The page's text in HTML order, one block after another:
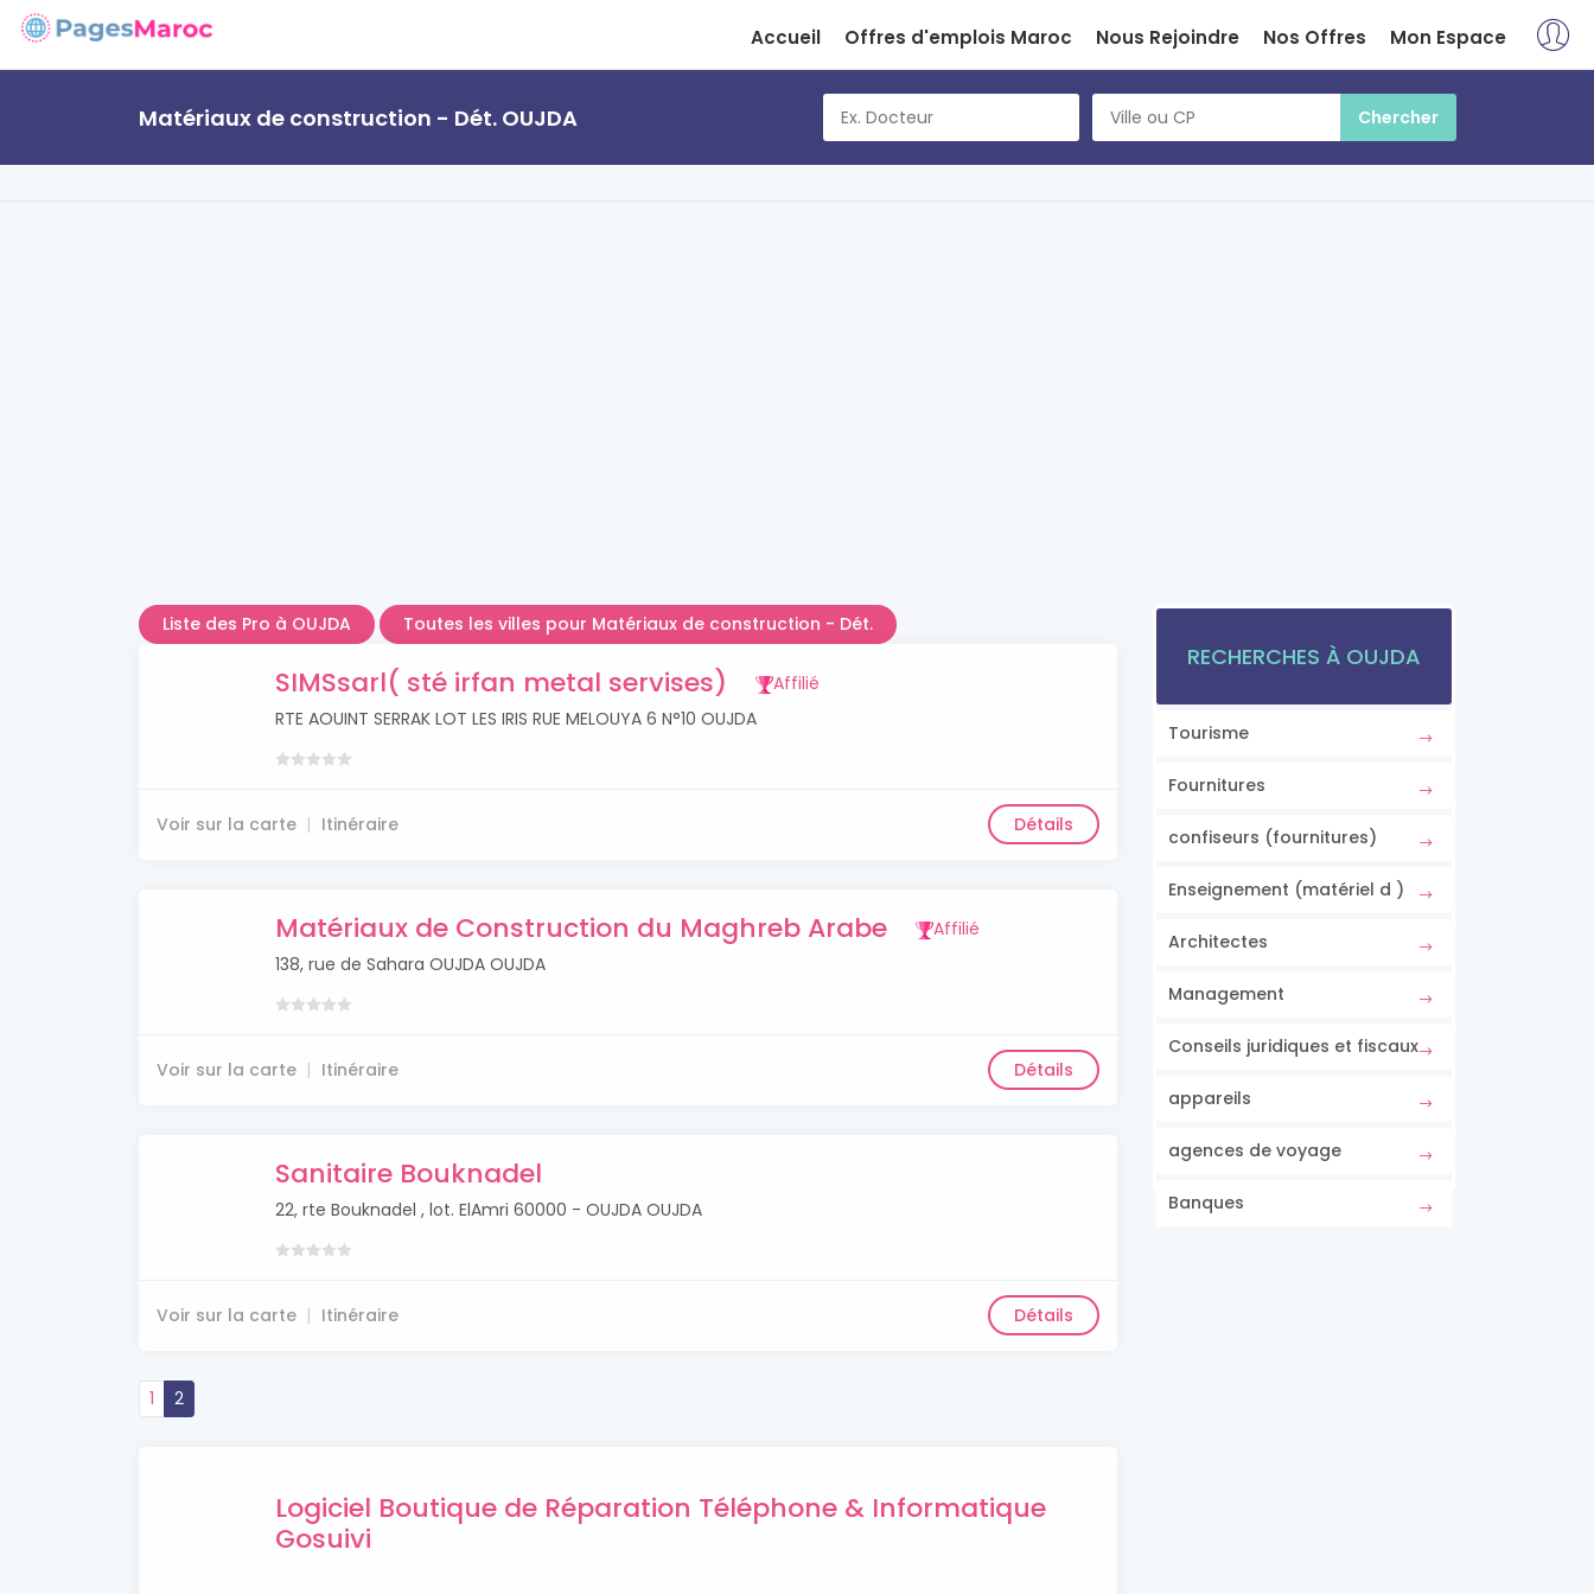
Accueil Offres d'emplois Maroc Nous Rejoindre Nos Offres Mon Espace
Matériaux de construction - Dét. OUJDA
Liste des Pro à OUJDA Toutes les villes pour Matériaux de construction - Dét.
SIMSsarl( sté irfan metal servises)
Affilié
RTE AOUINT SERRAK LOT LES IRIS RUE MELOUYA 6 N°10 OUJDA
Voir sur la carte Itinéraire Détails
Matériaux de Construction du Maghreb Arabe
Affilié
138, rue de Sahara OUJDA OUJDA
Voir sur la carte Itinéraire Détails
Sanitaire Bouknadel
22, rte Bouknadel , lot. ElAmri 60000 - OUJDA OUJDA
Voir sur la carte Itinéraire Détails
1 2
Logiciel Boutique de Réparation Téléphone & Informatique
Gosuivi
RECHERCHES À OUJDA
Tourisme
Fournitures
confiseurs (fournitures)
Enseignement (matériel d )
Architectes
Management
Conseils juridiques et fiscaux
appareils
agences de voyage
Banques